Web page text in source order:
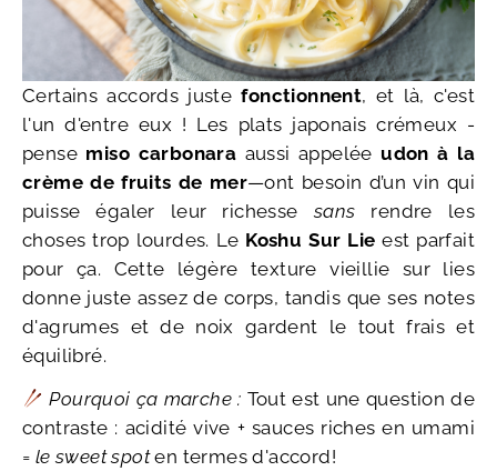
Certains accords justefonctionnent, et là, c'est
l'un d'entre eux ! Les plats japonais crémeux -
pense miso carbonara aussi appelée udon à la
crème de fruits de mer—ont besoin d’un vin qui
puisse égaler leur richessesans rendre les
choses trop lourdes. Le Koshu Sur Lie est parfait
pour ça. Cette légère texture vieillie sur lies
donne juste assez de corps, tandis que ses notes
d'agrumes et de noix gardent le tout frais et
équilibré.
Pourquoi ça marche : Tout est une question de
contraste : acidité vive + sauces riches en umami
= le sweet spoten termes d'accord!